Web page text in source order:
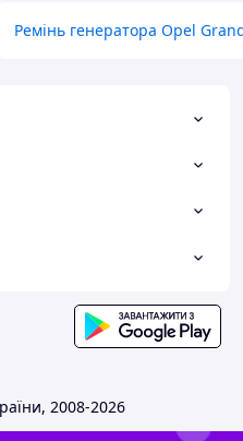
Ремінь генератора Opel
2008-2026